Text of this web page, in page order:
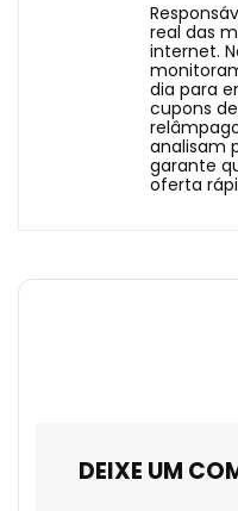
real das
internet.
dia para
cupons
analisam
garante
oferta
DEIXE UM